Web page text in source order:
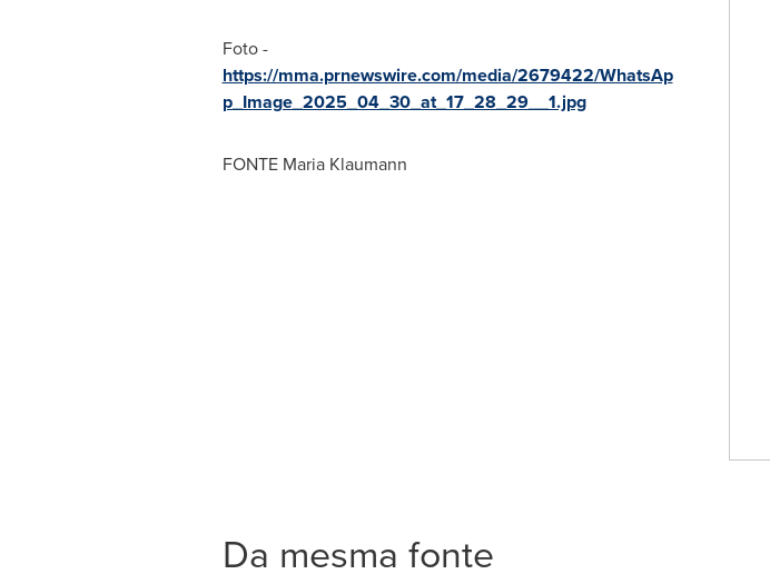
Foto -
https://mma.prnewswire.com/media/2679422/WhatsAp
p_Image_2025_04_30_at_17_28_29__1.jpg
FONTE Maria Klaumann
Da mesma fonte